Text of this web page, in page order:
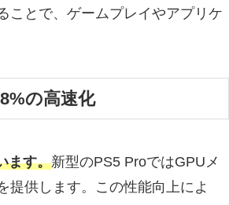
ことで、ゲームプレイやアプリケ
の高速化
ます。新型のPS5 ProではGPUメ
提供します。この性能向上によ